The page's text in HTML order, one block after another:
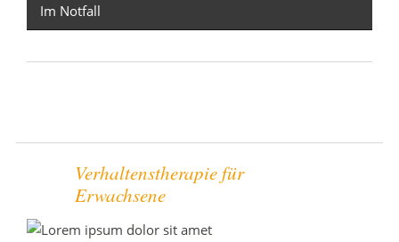
Im Notfall
Verhaltenstherapie für
Erwachsene